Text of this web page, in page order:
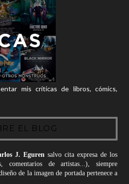
mis críticas de libros, cómics,
EL BLOG
J. Egurensalvo cita expresa de los
comentarios de artistas...), siempre
de la imagen de portada pertenece a